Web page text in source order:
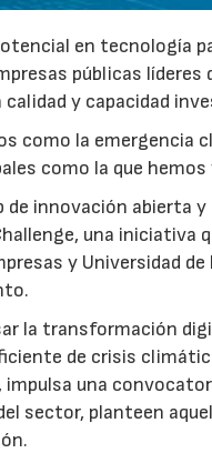
en tecnología
públicas
y capacidad
como la emergencia
como la que
de innovación abierta y
una iniciativa
y Universidad
la transformación
de crisis
una
sector, planteen